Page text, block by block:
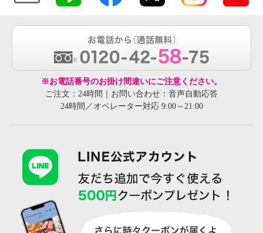
※お電話番号のお掛け間違いにご注意ください。
ご注文：24時間｜お問い合わせ：音声自動応答
24時間／オペレーター対応 9:00～21:00